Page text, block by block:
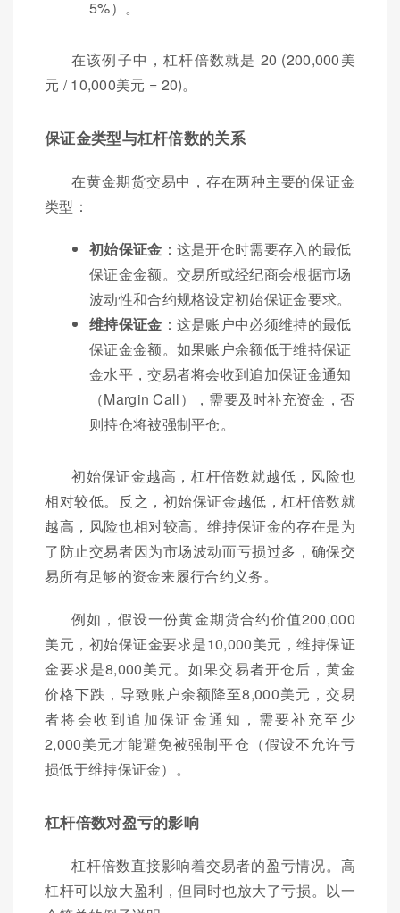
5%）。
在该例子中，杠杆倍数就是 20 (200,000美
元 / 10,000美元 = 20)。
保证金类型与杠杆倍数的关系
在黄金期货交易中，存在两种主要的保证金
类型：
初始保证金 ：这是开仓时需要存入的最低
保证金金额。交易所或经纪商会根据市场
波动性和合约规格设定初始保证金要求。
维持保证金 ：这是账户中必须维持的最低
保证金金额。如果账户余额低于维持保证
金水平，交易者将会收到追加保证金通知
（Margin Call），需要及时补充资金，否
则持仓将被强制平仓。
初始保证金越高，杠杆倍数就越低，风险也
相对较低。反之，初始保证金越低，杠杆倍数就
越高，风险也相对较高。维持保证金的存在是为
了防止交易者因为市场波动而亏损过多，确保交
易所有足够的资金来履行合约义务。
例如，假设一份黄金期货合约价值200,000
美元，初始保证金要求是10,000美元，维持保证
金要求是8,000美元。如果交易者开仓后，黄金
价格下跌，导致账户余额降至8,000美元，交易
者将会收到追加保证金通知，需要补充至少
2,000美元才能避免被强制平仓（假设不允许亏
损低于维持保证金）。
杠杆倍数对盈亏的影响
杠杆倍数直接影响着交易者的盈亏情况。高
杠杆可以放大盈利，但同时也放大了亏损。以一